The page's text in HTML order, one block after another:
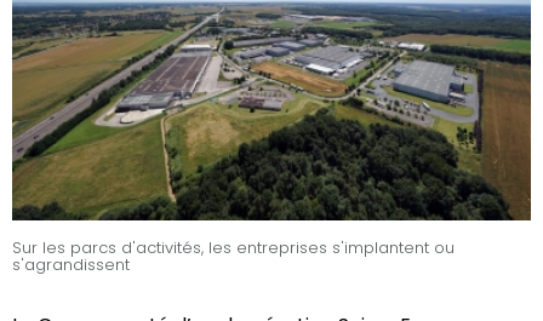
Sur les parcs d'activités, les entreprises s'implantent ou
s'agrandissent